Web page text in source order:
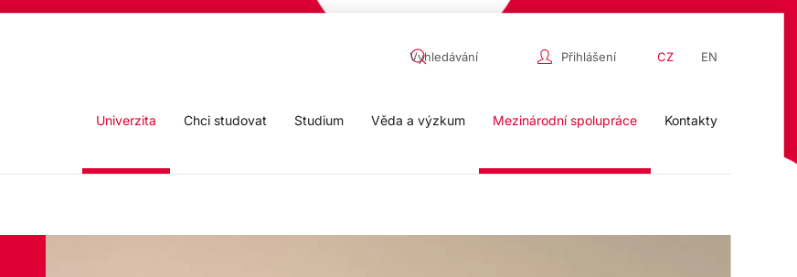
Přihlášení CZ EN
Univerzita Chci studovat Studium Věda a výzkum Mezinárodní spolupráce Kontakty